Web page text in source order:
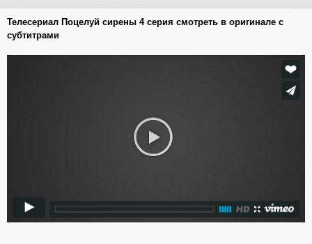
Телесериал Поцелуй сирены 4 серия смотреть в оригинале с
субтитрами